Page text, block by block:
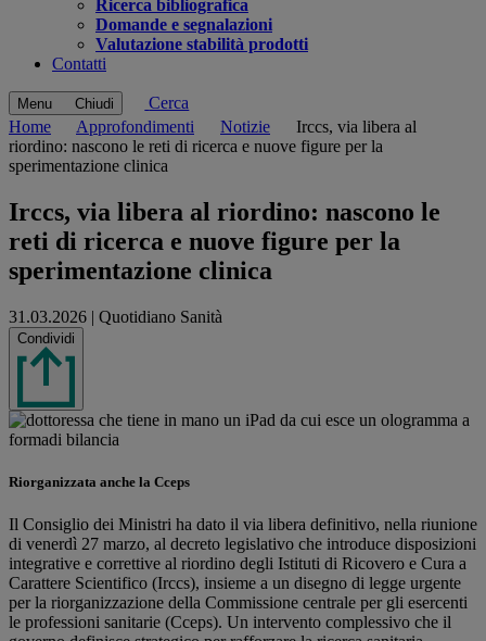
Ricerca bibliografica
Domande e segnalazioni
Valutazione stabilità prodotti
Contatti
Menu Chiudi
Cerca
Home
Approfondimenti Notizie
Irccs, via libera al
riordino: nascono le reti di ricerca e nuove figure per la
sperimentazione clinica
Irccs, via libera al riordino: nascono le
reti di ricerca e nuove figure per la
sperimentazione clinica
31.03.2026 | Quotidiano Sanità
Share this
Condividi
Riorganizzata anche la Cceps
Il Consiglio dei Ministri ha dato il via libera definitivo, nella riunione
di venerdì 27 marzo, al decreto legislativo che introduce disposizioni
integrative e correttive al riordino degli Istituti di Ricovero e Cura a
Carattere Scientifico (Irccs), insieme a un disegno di legge urgente
per la riorganizzazione della Commissione centrale per gli esercenti
le professioni sanitarie (Cceps). Un intervento complessivo che il